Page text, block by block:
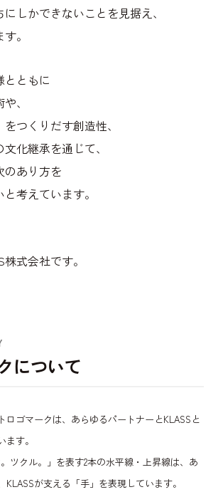
お問い合わせ
しかできないことを見据え、
。
とともに
、
をつくりだす創造性、
化継承を通じて、
のあり方を
考えています。
式会社です。
について
ロゴマークは、あらゆるパートナーとKLASSと
す。
。ツクル。」を表す2本の水平線・上昇線は、あ
KLASSが支える「手」を表現しています。